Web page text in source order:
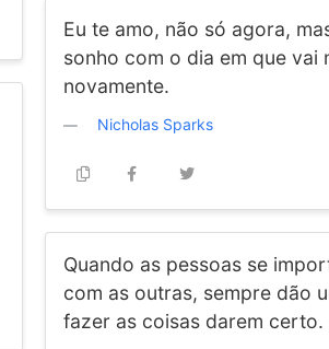
Eu te amo, não só agora,
sonho com o dia em que vai
novamente.
Nicholas Sparks
Quando as pessoas se
com as outras, sempre dão
fazer as coisas darem certo.